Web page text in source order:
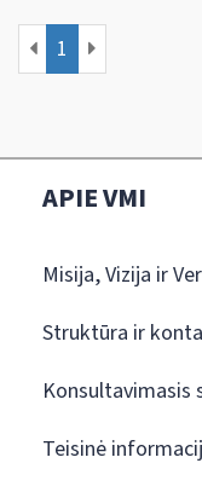
1
APIE VMI
Misija, Vizija ir
Struktūra ir
Konsultavimasis
Teisinė